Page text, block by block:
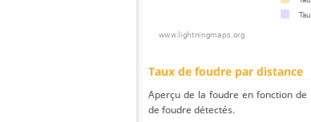
Taux de foudre par distance
Aperçu de la foudre en fonction
de foudre détectés.